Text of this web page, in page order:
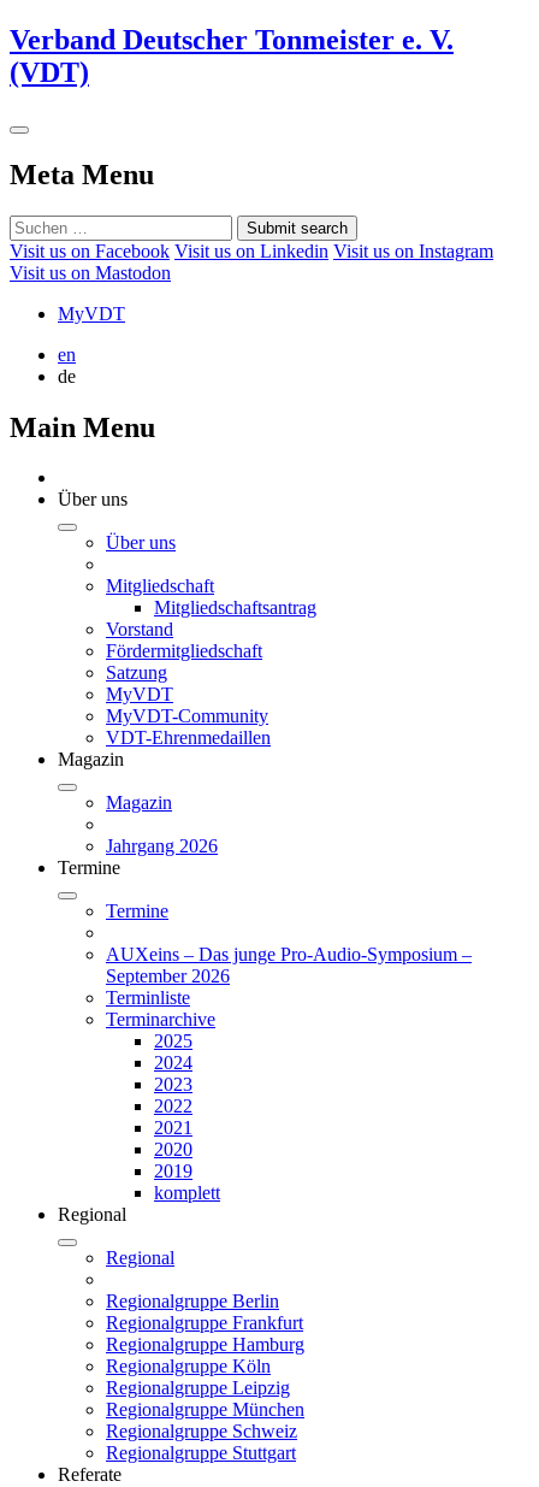
Verband Deutscher Tonmeister e. V.
(VDT)
Meta Menu
Submit search
Visit us on Facebook Visit us on Linkedin Visit us on Instagram
Visit us on Mastodon
MyVDT
en
de
Main Menu
Über uns
Über uns
Mitgliedschaft
Mitgliedschaftsantrag
Vorstand
Fördermitgliedschaft
Satzung
MyVDT
MyVDT-Community
VDT-Ehrenmedaillen
Magazin
Magazin
Jahrgang 2026
Termine
Termine
AUXeins – Das junge Pro-Audio-Symposium –
September 2026
Terminliste
Terminarchive
2025
2024
2023
2022
2021
2020
2019
komplett
Regional
Regional
Regionalgruppe Berlin
Regionalgruppe Frankfurt
Regionalgruppe Hamburg
Regionalgruppe Köln
Regionalgruppe Leipzig
Regionalgruppe München
Regionalgruppe Schweiz
Regionalgruppe Stuttgart
Referate